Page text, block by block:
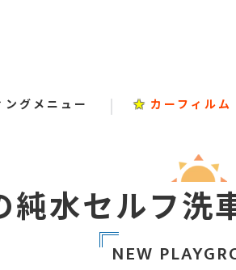
ングメニュー ★ カーフィルム
純水セルフ洗
NEW